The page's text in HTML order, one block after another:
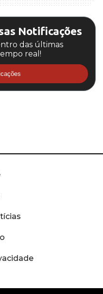
Notificações
das últimas
real!